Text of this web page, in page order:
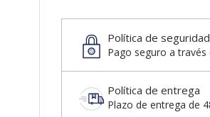
Política de seguridad
Pago seguro a través
Política de entrega
Plazo de entrega de